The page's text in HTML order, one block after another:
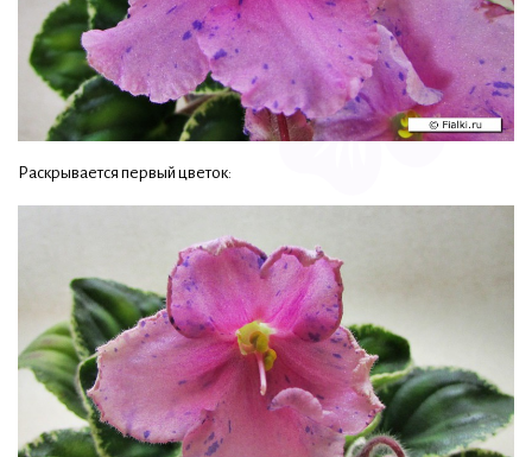
Раскрывается первый цветок: